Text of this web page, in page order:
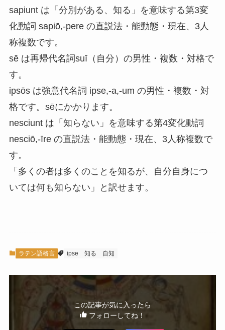
sapiunt は「分別がある、知る」を意味する第3変
化動詞 sapiō,-pere の直説法・能動態・現在、3人
称複数です。
sē は再帰代名詞suī（自分）の男性・複数・対格で
す。
ipsōs は強意代名詞 ipse,-a,-um の男性・複数・対
格です。sēにかかります。
nesciunt は「知らない」を意味する第4変化動詞
nesciō,-īre の直説法・能動態・現在、3人称複数で
す。
「多くの者は多くのことを知るが、自分自身につ
いては何も知らない」と訳せます。
ラテン語格言 ipse 知る 自知
この記事が気に入ったら
フォローしてね！